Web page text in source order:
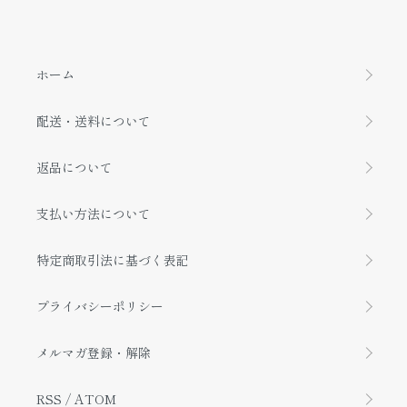
ホーム
配送・送料について
返品について
支払い方法について
特定商取引法に基づく表記
プライバシーポリシー
メルマガ登録・解除
RSS / ATOM